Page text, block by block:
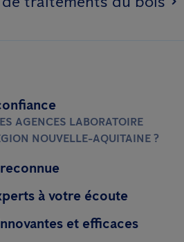
AGENCES LABORATOIRE
NOUVELLE-AQUITAINE ?
à votre écoute
et efficaces